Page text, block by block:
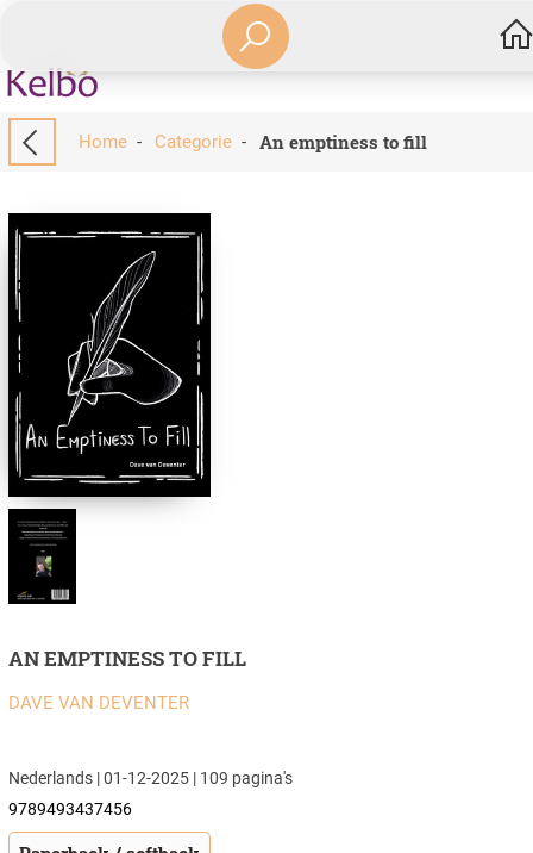
Home- Categorie- An emptiness to fill
AN EMPTINESS TO FILL
DAVE VAN DEVENTER
Nederlands | 01-12-2025 | 109 pagina's
9789493437456